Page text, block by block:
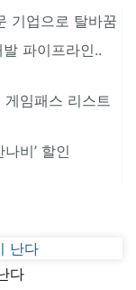
기업으로 탈바꿈
파이프라인..
임패스 리스트
비’ 할인
다